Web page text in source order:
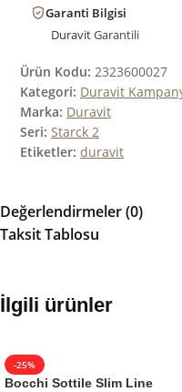
Garanti Bilgisi
DuravitGarantili
Ürün Kodu: 2323600027
Kategori: Duravit
Marka: Duravit
Seri: Starck 2
Etiketler: duravit
Değerlendirmeler (0)
Taksit Tablosu
İlgili ürünler
-25%
Bocchi Sottile Slim Line